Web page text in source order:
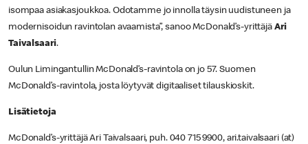
isompaa asiakasjoukkoa. Odotamme jo innolla täysin uudistuneen ja
modernisoidun ravintolan avaamista”, sanoo McDonald’s-yrittäjä Ari
Taivalsaari.
Oulun Limingantullin McDonald’s-ravintola on jo 57. Suomen
McDonald’s-ravintola, josta löytyvät digitaaliset tilauskioskit.
Lisätietoja
McDonald’s-yrittäjä Ari Taivalsaari, puh. 040 715 9900, ari.taivalsaari (at)